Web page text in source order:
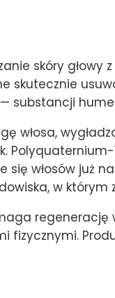
skóry
skutecznie
substancji
włosa,
się włosów już
w którym
fizycznymi.